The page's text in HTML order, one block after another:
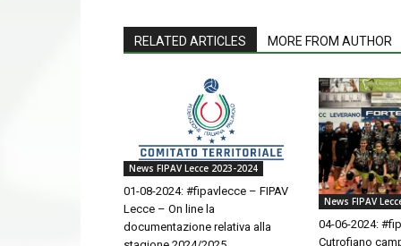
RELATED ARTICLES MORE FROM AUTHOR
News FIPAV Lecce 2023-2024
01-08-2024: #fipavlecce – FIPAV
Lecce – On line la
documentazione relativa alla
News FIPAV
04-06-2024:
Cutrofiano